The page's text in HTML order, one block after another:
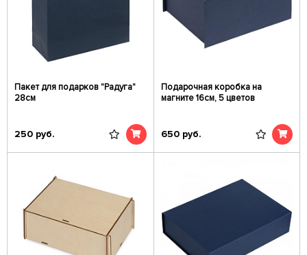
Пакет для подарков "Радуга"
28см
250 руб.
Подарочная коробка на
магните 16см, 5 цветов
650 руб.